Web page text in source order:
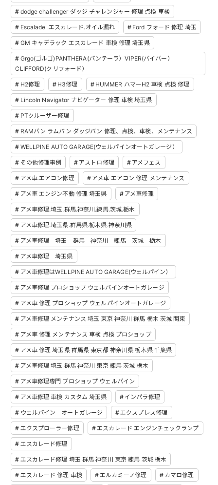
dodge challenger ダッジ チャレンジャー 修理 点検 車検
Escalade .エスカレード.オイル漏れ Ford フォード 修理 埼玉
GM キャデラック エスカレード 車検 修理 埼玉県
Grgo(ゴルゴ)PANTHERA(パンテーラ）VIPER(バイパー）
CLIFFORD(クリフォード）
H2修理 H3修理 HUMMER ハマーH2 車検 点検 修理
Lincoln Navigator ナビゲーター 修理 車検 埼玉県
PTクルーザー修理
RAMバン ラムバン ダッジバン 修理、点検、車検、メンテナンス
WELLPINE AUTO GARAGE(ウェルパインオートガレージ）
その他修理事例 アストロ修理 アメフェス
アメ車.エアコン修理 アメ車 エアコン 修理 メンテナンス
アメ車 エンジン不動 修理 埼玉県 アメ車修理
アメ車修理.埼玉.群馬.神奈川.練馬.茨城.栃木
アメ車修理.埼玉県.群馬県.栃木県.神奈川県
アメ車修理 埼玉 群馬 神奈川 練馬 茨城 栃木
アメ車修理 埼玉県
アメ車修理はWELLPINE AUTO GARAGE(ウェルパイン）
アメ車修理 プロショップ ウェルパインオートガレージ
アメ車 修理 プロショップ ウェルパインオートガレージ
アメ車修理 メンテナンス 埼玉 東京 神奈川 群馬 栃木 茨城 関東
アメ車 修理 メンテナンス 車検 点検 プロショップ
アメ車 修理 埼玉県 群馬県 東京都 神奈川県 栃木県 千葉県
アメ車修理 埼玉 群馬 神奈川 東京 練馬 茨城 栃木
アメ車修理専門 プロショップ ウェルパイン
アメ車修理 車検 カスタム 埼玉県 インパラ修理
ウェルパイン オートガレージ エクスプレス修理
エクスプローラー修理 エスカレード エンジンチェックランプ
エスカレード修理
エスカレード修理 埼玉 群馬 神奈川 東京 練馬 茨城 栃木
エスカレード 修理 車検 エルカミーノ修理 カマロ修理